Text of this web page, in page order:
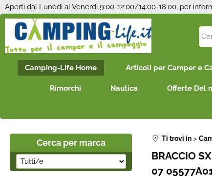
Aperti dal Lunedi al Venerdi 9:00-12:00/14:00-18:00, per
Camping-Life Home Articoli per Camper e
Rimorchi Nautica Offerte Del
Cerca per marca Ti trovi in
BRACCIO
07